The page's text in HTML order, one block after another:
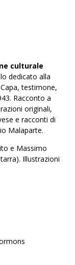
culturale
dedicato alla
testimone,
Racconto a
originali,
e racconti di
Malaparte.
e Massimo
Illustrazioni